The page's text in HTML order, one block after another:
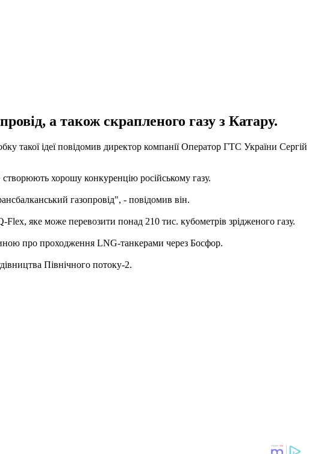
а також скрапленого газу з Катару.
такої ідеї повідомив директор компанії Оператор ГТС України Сергій
хорошу конкуренцію російському газу.
газопровід", - повідомив він.
яке може перевозити понад 210 тис. кубометрів зрідженого газу.
про проходження LNG-танкерами через Босфор.
Північного потоку-2.